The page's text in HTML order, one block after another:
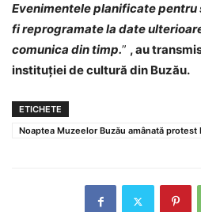
Evenimentele planificate pentru
fi reprogramate la date
comunica din timp.” , au
instituției de cultură din Buzău.
ETICHETE
Noaptea Muzeelor Buzău amânată